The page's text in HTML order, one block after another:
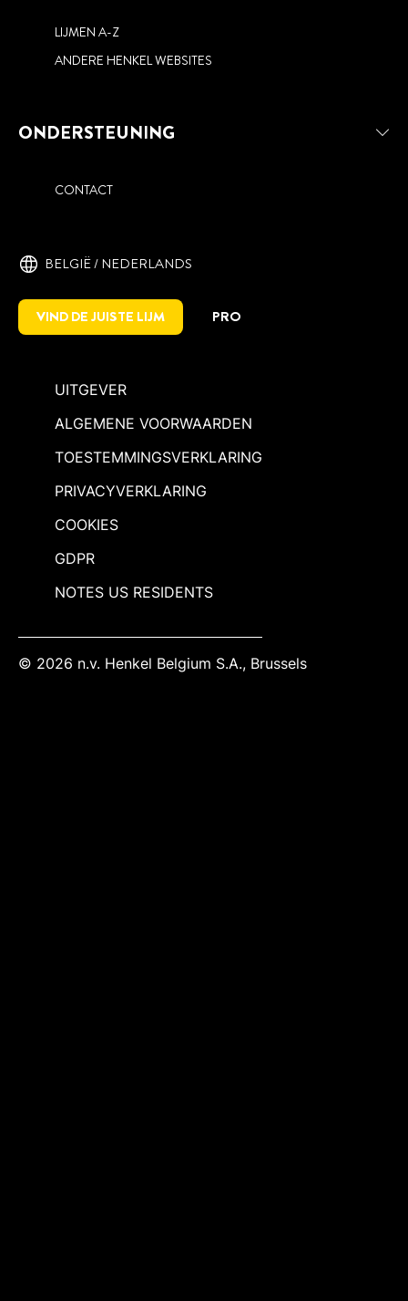
LIJMEN A-Z
ANDERE HENKEL WEBSITES
ONDERSTEUNING
CONTACT
BELGIË / NEDERLANDS
VIND DE JUISTE LIJM PRO
UITGEVER
ALGEMENE VOORWAARDEN
TOESTEMMINGSVERKLARING
PRIVACYVERKLARING
COOKIES
GDPR
NOTES US RESIDENTS
© 2026 n.v. Henkel Belgium S.A., Brussels